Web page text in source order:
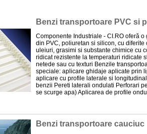
Benzi transportoare PVC si
Componente Industriale - CI.RO oferă
din PVC, poliuretan si silicon, cu
uleiuri, grasimi si substante chimice cu
ridicat rezistente la temperaturi ridicate
netede sau cu texturi Benzile
speciale: aplicare ghidaje aplicate prin
aplicare cu profile laterale si
benzii Pereti laterali ondulati Perforari
se scurge apa) Aplicarea de profile
Benzi transportoare cauciuc